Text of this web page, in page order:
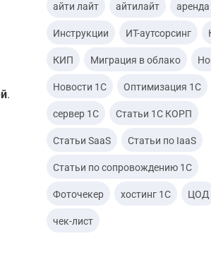
данными
.
айти лайт айтилайт
Инструкции ИТ-аутсорсинг
КИП Миграция в облако
Новости 1С Оптимизация 1С
сервер 1С Статьи 1С КОРП
Статьи SaaS Статьи по IaaS
Статьи по сопровождению 1С
Фоточекер хостинг 1С ЦОД
чек-лист